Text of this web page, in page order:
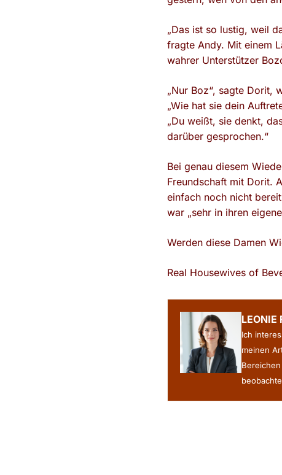
„Das ist so lustig, weil
fragte Andy. Mit einem
wahrer Unterstützer
„Nur Boz“, sagte Dorit,
„Wie hat sie dein
„Du weißt, sie denkt,
darüber gesprochen.“
Bei genau diesem
Freundschaft mit Dorit.
einfach noch nicht
war „sehr in ihren
Werden diese Damen
Real Housewives of
LEONIE
Ich
meinen